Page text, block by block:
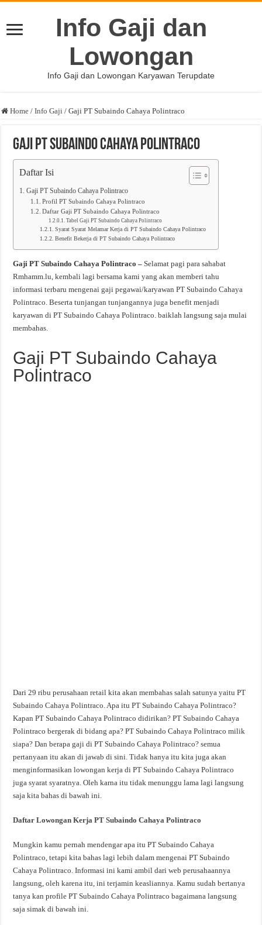
Info Gaji dan
Lowongan
Info Gaji dan Lowongan Karyawan Terupdate
Home / Info Gaji / Gaji PT Subaindo Cahaya Polintraco
Gaji PT Subaindo Cahaya Polintraco
Daftar Isi
Gaji PT Subaindo Cahaya Polintraco
Profil PT Subaindo Cahaya Polintraco
Daftar Gaji PT Subaindo Cahaya Polintraco
Tabel Gaji PT Subaindo Cahaya Polintraco
Syarat Syarat Melamar Kerja di PT Subaindo Cahaya Polintraco
Benefit Bekerja di PT Subaindo Cahaya Polintraco
Gaji PT Subaindo Cahaya Polintraco –Selamat pagi para sahabat
Rmhamm.lu, kembali lagi bersama kami yang akan memberi tahu
informasi terbaru mengenai gaji pegawai/karyawan PT Subaindo Cahaya
Polintraco. Beserta tunjangan tunjangannya juga benefit menjadi
karyawan di PT Subaindo Cahaya Polintraco. baiklah langsung saja mulai
membahas.
Gaji PT Subaindo Cahaya
Polintraco
Dari 29 ribu perusahaan retail kita akan membahas salah satunya yaitu PT
Subaindo Cahaya Polintraco. Apa itu PT Subaindo Cahaya Polintraco?
Kapan PT Subaindo Cahaya Polintraco didirikan? PT Subaindo Cahaya
Polintraco bergerak di bidang apa? PT Subaindo Cahaya Polintraco milik
siapa? Dan berapa gaji di PT Subaindo Cahaya Polintraco? semua
pertanyaan itu akan di jawab di sini. Tidak hanya itu kita juga akan
menginformasikan lowongan kerja di PT Subaindo Cahaya Polintraco
juga syarat syaratnya. Oleh karna itu tidak menunggu lama lagi langsung
saja kita bahas di bawah ini.
Daftar Lowongan Kerja PT Subaindo Cahaya Polintraco
Mungkin kamu pernah mendengar apa itu PT Subaindo Cahaya
Polintraco, tetapi kita bahas lagi lebih dalam mengenai PT Subaindo
Cahaya Polintraco. Informasi ini kami ambil dari web perusahaannya
langsung, oleh karena itu, ini terjamin keasliannya. Kamu sudah bertanya
tanya kan profile PT Subaindo Cahaya Polintraco bagaimana langsung
saja simak di bawah ini.